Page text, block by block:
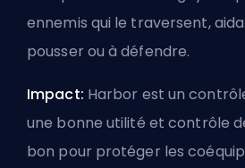
ennemis qui le traversent,
pousser ou à défendre.
Impact: Harbor est un
une bonne utilité et contrôle
bon pour protéger les